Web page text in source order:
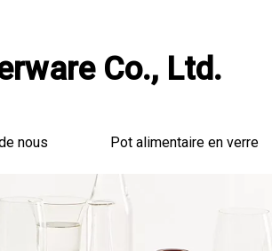
Co., Ltd.
nous Pot alimentaire en verre